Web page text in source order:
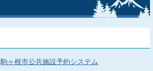
駒ヶ根市公共施設予約システム